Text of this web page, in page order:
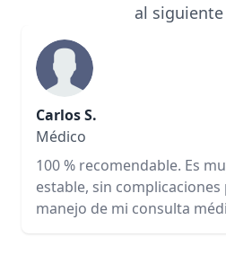
al
Carlos S.
Médico
100 % recomendable. Es
estable, sin complicaciones
manejo de mi consulta